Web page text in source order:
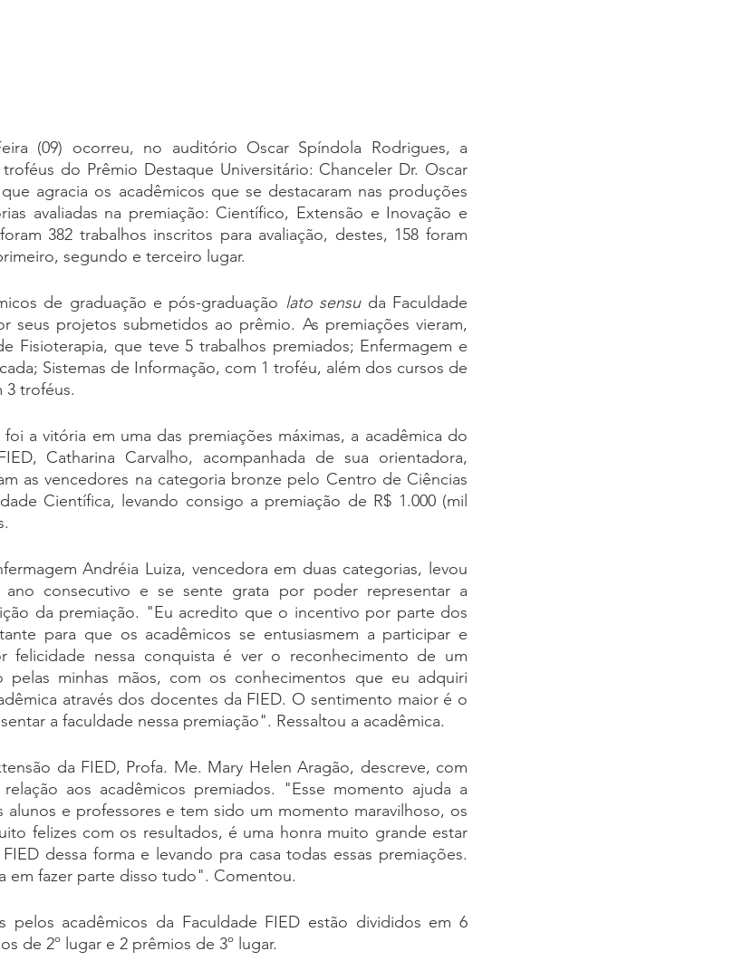
(09) ocorreu, no auditório Oscar Spíndola Rodrigues, a
do Prêmio Destaque Universitário: Chanceler Dr. Oscar
agracia os acadêmicos que se destacaram nas produções
avaliadas na premiação: Científico, Extensão e Inovação e
382 trabalhos inscritos para avaliação, destes, 158 foram
segundo e terceiro lugar.
de graduação e pós-graduação lato sensu da Faculdade
seus projetos submetidos ao prêmio. As premiações vieram,
Fisioterapia, que teve 5 trabalhos premiados; Enfermagem e
Sistemas de Informação, com 1 troféu, além dos cursos de
3 troféus.
a vitória em uma das premiações máximas, a acadêmica do
Catharina Carvalho, acompanhada de sua orientadora,
as vencedores na categoria bronze pelo Centro de Ciências
Científica, levando consigo a premiação de R$ 1.000 (mil
Andréia Luiza, vencedora em duas categorias, levou
consecutivo e se sente grata por poder representar a
da premiação. "Eu acredito que o incentivo por parte dos
para que os acadêmicos se entusiasmem a participar e
felicidade nessa conquista é ver o reconhecimento de um
minhas mãos, com os conhecimentos que eu adquiri
através dos docentes da FIED. O sentimento maior é o
a faculdade nessa premiação". Ressaltou a acadêmica.
da FIED, Profa. Me. Mary Helen Aragão, descreve, com
aos acadêmicos premiados. "Esse momento ajuda a
e professores e tem sido um momento maravilhoso, os
felizes com os resultados, é uma honra muito grande estar
dessa forma e levando pra casa todas essas premiações.
em fazer parte disso tudo". Comentou.
pelos acadêmicos da Faculdade FIED estão divididos em 6
de 2º lugar e 2 prêmios de 3º lugar.